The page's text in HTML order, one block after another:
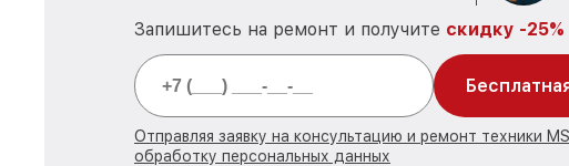
Запишитесь на ремонт и получите скидку -25%
Отправляя заявку на консультацию и ремонт техники
обработку персональных данных